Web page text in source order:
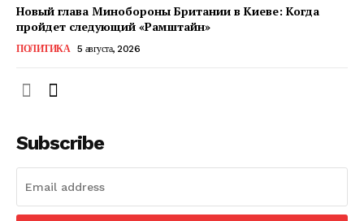
Новый глава Минобороны Британии в Киеве: Когда
пройдет следующий «Рамштайн»
ПОЛИТИКА 5 августа, 2026
Subscribe